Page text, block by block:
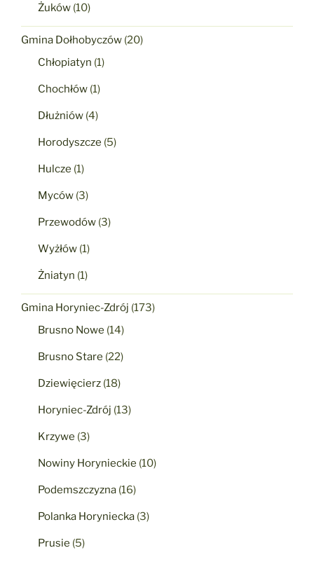
Żuków (10)
Gmina Dołhobyczów (20)
Chłopiatyn (1)
Chochłów (1)
Dłużniów (4)
Horodyszcze (5)
Hulcze (1)
Myców (3)
Przewodów (3)
Wyżłów (1)
Żniatyn (1)
Gmina Horyniec-Zdrój (173)
Brusno Nowe (14)
Brusno Stare (22)
Dziewięcierz (18)
Horyniec-Zdrój (13)
Krzywe (3)
Nowiny Horynieckie (10)
Podemszczyzna (16)
Polanka Horyniecka (3)
Prusie (5)